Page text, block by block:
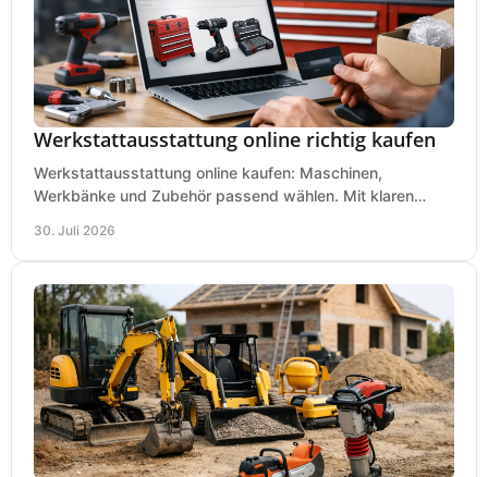
Werkstattausstattung online richtig kaufen
Werkstattausstattung online kaufen: Maschinen,
Werkbänke und Zubehör passend wählen. Mit klaren
30. Juli 2026